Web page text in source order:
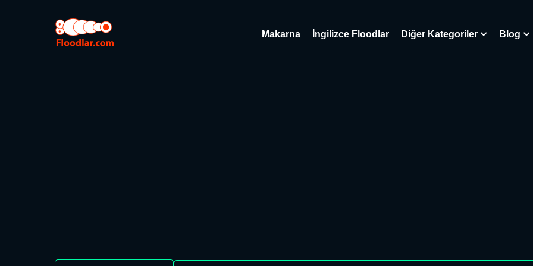
Makarna İngilizce Floodlar Diğer Kategoriler Blog